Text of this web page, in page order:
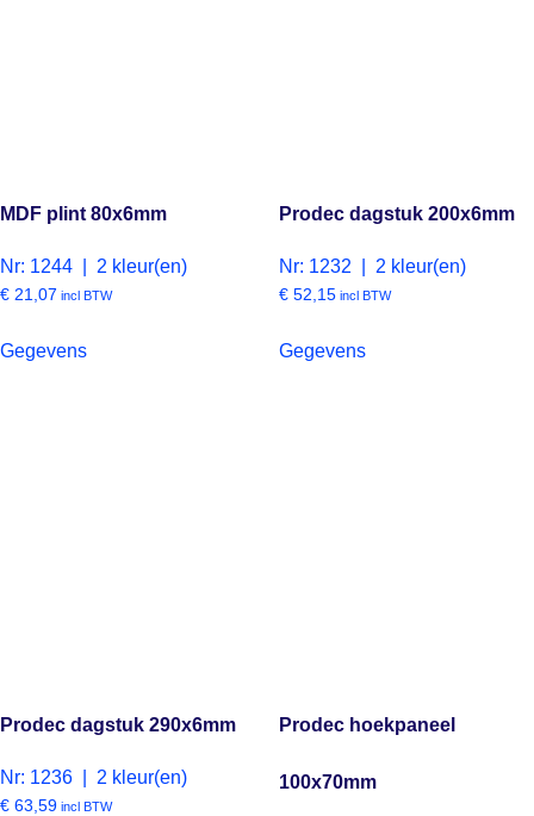
MDF plint 80x6mm
Nr: 1244 | 2 kleur(en)
€ 21,07 incl BTW
Gegevens
Prodec dagstuk 200x6mm
Nr: 1232 | 2 kleur(en)
€ 52,15 incl BTW
Gegevens
Prodec dagstuk 290x6mm
Nr: 1236 | 2 kleur(en)
€ 63,59 incl BTW
Prodec hoekpaneel
100x70mm